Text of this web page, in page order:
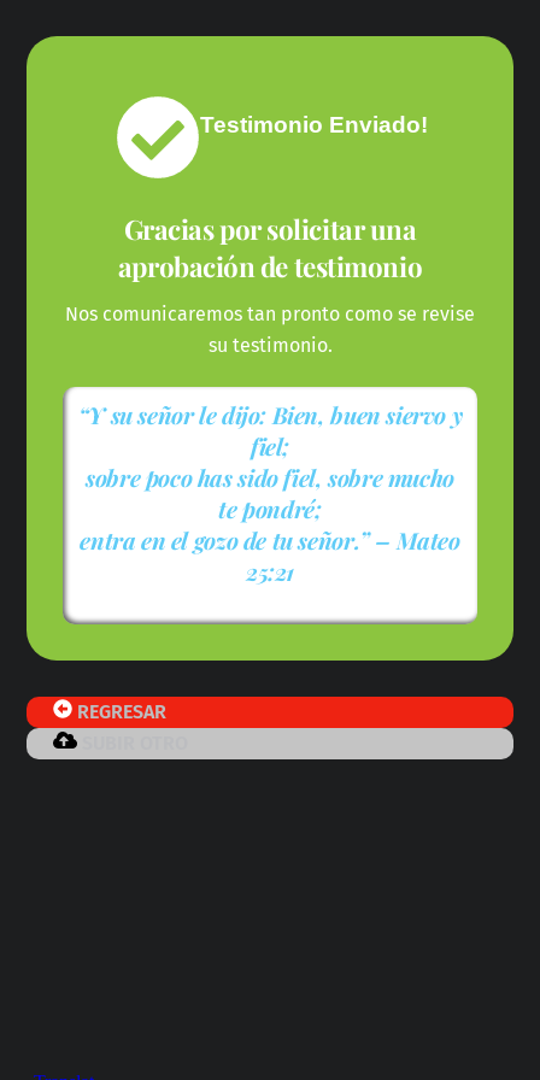
Testimonio Enviado!
Gracias por solicitar una
aprobación de testimonio
Nos comunicaremos tan pronto como se revise
su testimonio.
“Y su señor le dijo: Bien, buen siervo y
fiel;
sobre poco has sido fiel, sobre mucho
te pondré;
entra en el gozo de tu señor.” – Mateo
25:21
REGRESAR